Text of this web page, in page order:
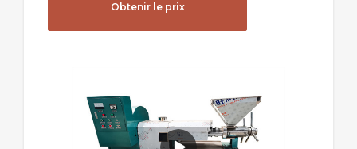
Obtenir le prix